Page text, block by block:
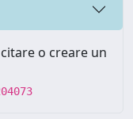
o creare un